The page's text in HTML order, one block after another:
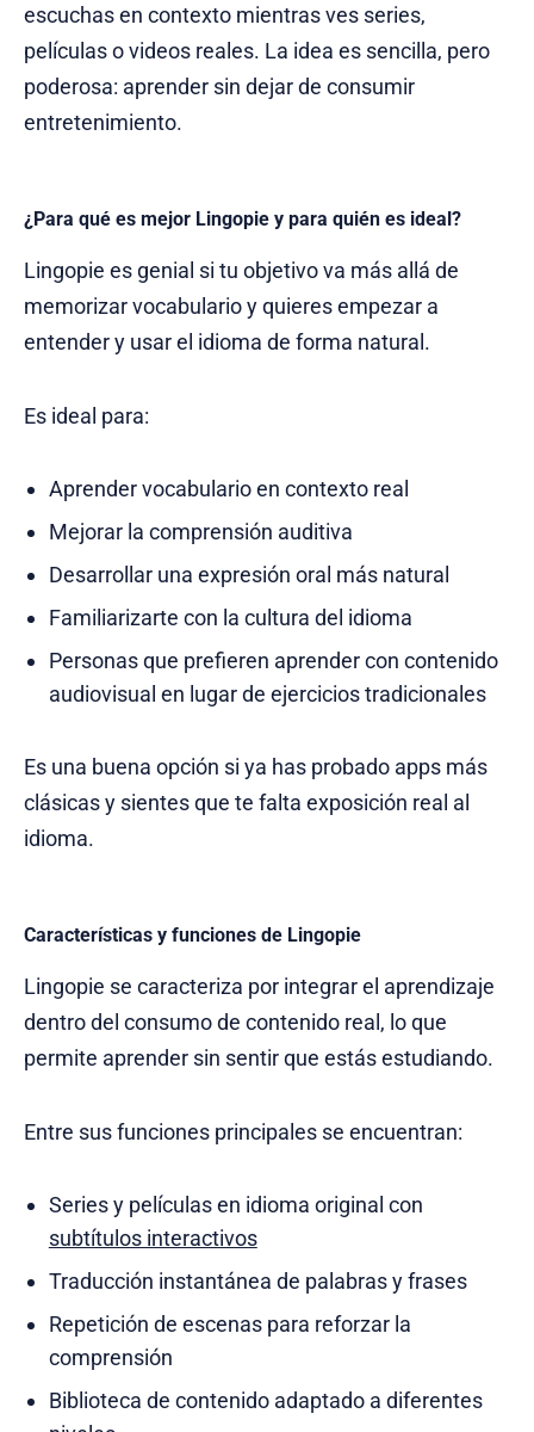
escuchas en contexto mientras ves series,
películas o videos reales. La idea es sencilla, pero
poderosa: aprender sin dejar de consumir
entretenimiento.
¿Para qué es mejor Lingopie y para quién es ideal?
Lingopie es genial si tu objetivo va más allá de
memorizar vocabulario y quieres empezar a
entender y usar el idioma de forma natural.
Es ideal para:
Aprender vocabulario en contexto real
Mejorar la comprensión auditiva
Desarrollar una expresión oral más natural
Familiarizarte con la cultura del idioma
Personas que prefieren aprender con contenido
audiovisual en lugar de ejercicios tradicionales
Es una buena opción si ya has probado apps más
clásicas y sientes que te falta exposición real al
idioma.
Características y funciones de Lingopie
Lingopie se caracteriza por integrar el aprendizaje
dentro del consumo de contenido real, lo que
permite aprender sin sentir que estás estudiando.
Entre sus funciones principales se encuentran:
Series y películas en idioma original con
subtítulos interactivos
Traducción instantánea de palabras y frases
Repetición de escenas para reforzar la
comprensión
Biblioteca de contenido adaptado a diferentes